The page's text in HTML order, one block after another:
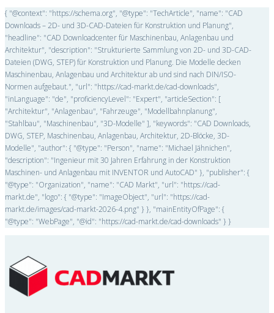
{ "@context": "https://schema.org", "@type": "TechArticle", "name": "CAD
Downloads – 2D- und 3D-CAD-Dateien für Konstruktion und Planung",
"headline": "CAD Downloadcenter für Maschinenbau, Anlagenbau und
Architektur", "description": "Strukturierte Sammlung von 2D- und 3D-CAD-
Dateien (DWG, STEP) für Konstruktion und Planung. Die Modelle decken
Maschinenbau, Anlagenbau und Architektur ab und sind nach DIN/ISO-
Normen aufgebaut.", "url": "https://cad-markt.de/cad-downloads",
"inLanguage": "de", "proficiencyLevel": "Expert", "articleSection": [
"Architektur", "Anlagenbau", "Fahrzeuge", "Modellbahnplanung",
"Stahlbau", "Maschinenbau", "3D-Modelle" ], "keywords": "CAD Downloads,
DWG, STEP, Maschinenbau, Anlagenbau, Architektur, 2D-Blöcke, 3D-
Modelle", "author": { "@type": "Person", "name": "Michael Jähnichen",
"description": "Ingenieur mit 30 Jahren Erfahrung in der Konstruktion
Maschinen- und Anlagenbau mit INVENTOR und AutoCAD" }, "publisher": {
"@type": "Organization", "name": "CAD Markt", "url": "https://cad-
markt.de", "logo": { "@type": "ImageObject", "url": "https://cad-
markt.de/images/cad-markt-2026-4.png" } }, "mainEntityOfPage": {
"@type": "WebPage", "@id": "https://cad-markt.de/cad-downloads" } }